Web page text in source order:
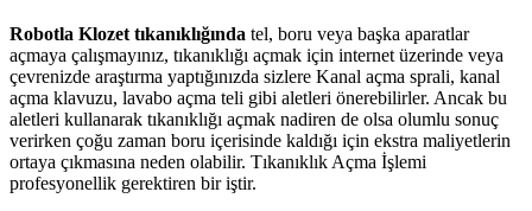
Robotla Klozet tıkanıklığında tel, boru veya başka aparatlar
açmaya çalışmayınız, tıkanıklığı açmak için internet üzerinde veya
çevrenizde araştırma yaptığınızda sizlere Kanal açma sprali, kanal
açma klavuzu, lavabo açma teli gibi aletleri önerebilirler. Ancak bu
aletleri kullanarak tıkanıklığı açmak nadiren de olsa olumlu sonuç
verirken çoğu zaman boru içerisinde kaldığı için ekstra maliyetlerin
ortaya çıkmasına neden olabilir. Tıkanıklık Açma İşlemi
profesyonellik gerektiren bir iştir.